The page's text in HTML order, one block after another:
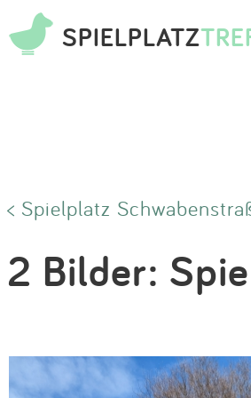
SPIELPLATZ
< Spielplatz
2 Bilder: